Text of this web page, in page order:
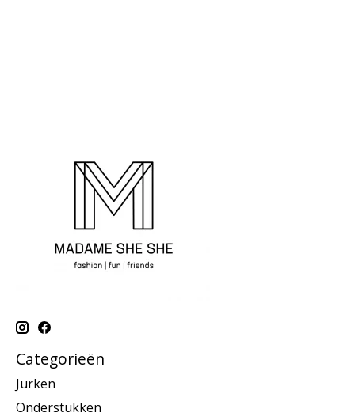
Categorieën
Jurken
Onderstukken